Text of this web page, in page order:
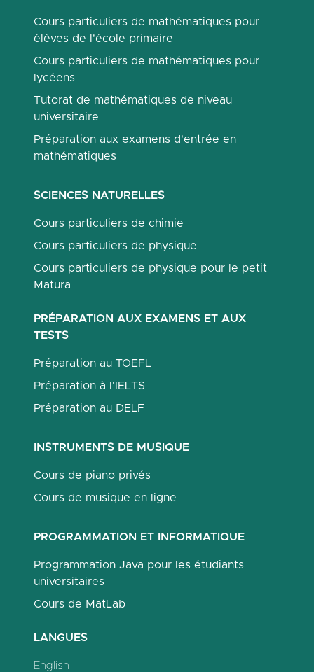
Cours particuliers de mathématiques pour
élèves de l'école primaire
Cours particuliers de mathématiques pour
lycéens
Tutorat de mathématiques de niveau
universitaire
Préparation aux examens d'entrée en
mathématiques
SCIENCES NATURELLES
Cours particuliers de chimie
Cours particuliers de physique
Cours particuliers de physique pour le petit
Matura
PRÉPARATION AUX EXAMENS ET AUX
TESTS
Préparation au TOEFL
Préparation à l'IELTS
Préparation au DELF
INSTRUMENTS DE MUSIQUE
Cours de piano privés
Cours de musique en ligne
PROGRAMMATION ET INFORMATIQUE
Programmation Java pour les étudiants
universitaires
Cours de MatLab
LANGUES
English